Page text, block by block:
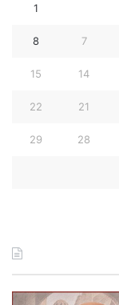
1
7
8
14
15
21
22
28
29